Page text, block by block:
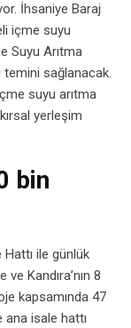
İhsaniye Baraj
içme suyu
Suyu Arıtma
temini sağlanacak.
suyu arıtma
yerleşim
bin
ile günlük
Kandıra’nın 8
kapsamında 47
isale hattı